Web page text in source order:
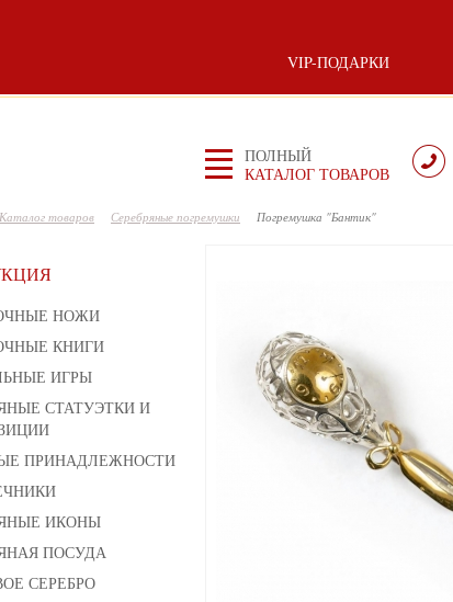
VIP-ПОДАРКИ
ПОЛНЫЙ
КАТАЛОГ ТОВАРОВ
Каталог товаров Серебряные погремушки Погремушка "Бантик"
НОЖИ
КНИГИ
ИГРЫ
СТАТУЭТКИ И
ПРИНАДЛЕЖНОСТИ
ИКОНЫ
ПОСУДА
СЕРЕБРО